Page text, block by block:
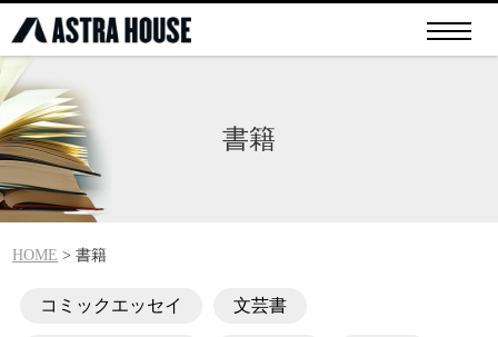
書籍
HOME >書籍
コミックエッセイ 文芸書